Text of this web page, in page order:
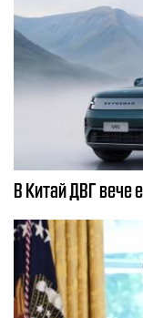
В Китай ДВГ вече